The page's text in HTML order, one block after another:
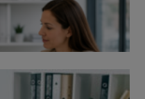
2026 – průvodce pro